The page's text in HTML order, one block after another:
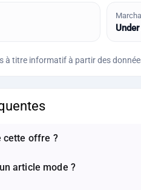
à titre informatif à partir des
cette offre ?
article mode ?